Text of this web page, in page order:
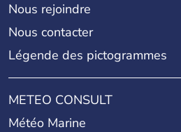
Nous rejoindre
Nous contacter
Légende des pictogrammes
METEO CONSULT
Météo Marine